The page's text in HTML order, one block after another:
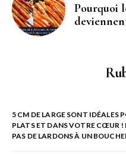
Pourquoi
5 CM DE LARGE SONT IDÉALES
PLATS ET DANS VOTRE CŒUR
PAS DE LARDONS À UN